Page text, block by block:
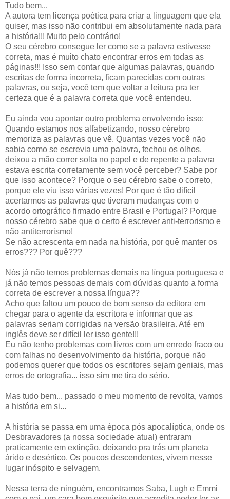
Tudo bem...
A autora tem licença poética para criar a linguagem que ela
quiser, mas isso não contribui em absolutamente nada para
a história!!! Muito pelo contrário!
O seu cérebro consegue ler como se a palavra estivesse
correta, mas é muito chato encontrar erros em todas as
páginas!!! Isso sem contar que algumas palavras, quando
escritas de forma incorreta, ficam parecidas com outras
palavras, ou seja, você tem que voltar a leitura pra ter
certeza que é a palavra correta que você entendeu.
Eu ainda vou apontar outro problema envolvendo isso:
Quando estamos nos alfabetizando, nosso cérebro
memoriza as palavras que vê. Quantas vezes você não
sabia como se escrevia uma palavra, fechou os olhos,
deixou a mão correr solta no papel e de repente a palavra
estava escrita corretamente sem você perceber? Sabe por
que isso acontece? Porque o seu cérebro sabe o correto,
porque ele viu isso várias vezes! Por que é tão difícil
acertarmos as palavras que tiveram mudanças com o
acordo ortográfico firmado entre Brasil e Portugal? Porque
nosso cérebro sabe que o certo é escrever anti-terrorismo e
não antiterrorismo!
Se não acrescenta em nada na história, por quê manter os
erros??? Por quê???
Nós já não temos problemas demais na língua portuguesa e
já não temos pessoas demais com dúvidas quanto a forma
correta de escrever a nossa língua??
Acho que faltou um pouco de bom senso da editora em
chegar para o agente da escritora e informar que as
palavras seriam corrigidas na versão brasileira. Até em
inglês deve ser difícil ler isso gente!!!
Eu não tenho problemas com livros com um enredo fraco ou
com falhas no desenvolvimento da história, porque não
podemos querer que todos os escritores sejam geniais, mas
erros de ortografia... isso sim me tira do sério.
Mas tudo bem... passado o meu momento de revolta, vamos
a história em si...
A história se passa em uma época pós apocalíptica, onde os
Desbravadores (a nossa sociedade atual) entraram
praticamente em extinção, deixando pra trás um planeta
árido e desértico. Os poucos descendentes, vivem nesse
lugar inóspito e selvagem.
Nessa terra de ninguém, encontramos Saba, Lugh e Emmi